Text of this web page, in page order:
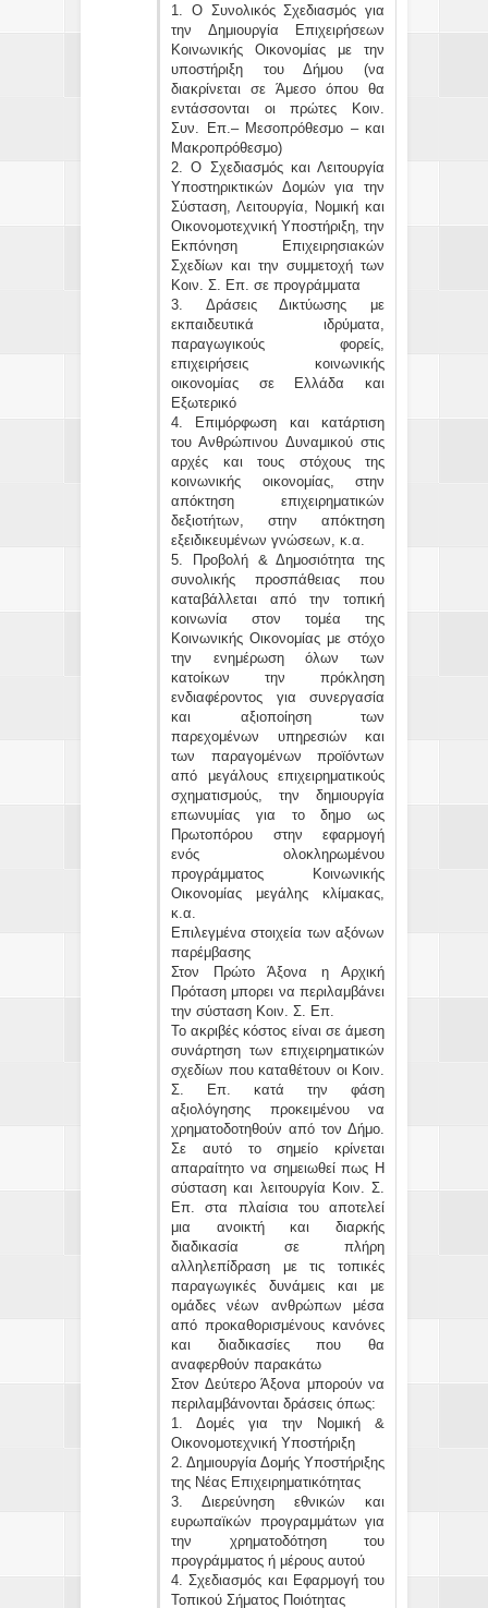
1. Ο Συνολικός Σχεδιασμός για
την Δημιουργία Επιχειρήσεων
Κοινωνικής Οικονομίας με την
υποστήριξη του Δήμου (να
διακρίνεται σε Άμεσο όπου θα
εντάσσονται οι πρώτες Κοιν.
Συν. Επ.– Μεσοπρόθεσμο – και
Μακροπρόθεσμο)
2. Ο Σχεδιασμός και Λειτουργία
Υποστηρικτικών Δομών για την
Σύσταση, Λειτουργία, Νομική και
Οικονομοτεχνική Υποστήριξη, την
Εκπόνηση Επιχειρησιακών
Σχεδίων και την συμμετοχή των
Κοιν. Σ. Επ. σε προγράμματα
3. Δράσεις Δικτύωσης με
εκπαιδευτικά ιδρύματα,
παραγωγικούς φορείς,
επιχειρήσεις κοινωνικής
οικονομίας σε Ελλάδα και
Εξωτερικό
4. Επιμόρφωση και κατάρτιση
του Ανθρώπινου Δυναμικού στις
αρχές και τους στόχους της
κοινωνικής οικονομίας, στην
απόκτηση επιχειρηματικών
δεξιοτήτων, στην απόκτηση
εξειδικευμένων γνώσεων, κ.α.
5. Προβολή & Δημοσιότητα της
συνολικής προσπάθειας που
καταβάλλεται από την τοπική
κοινωνία στον τομέα της
Κοινωνικής Οικονομίας με στόχο
την ενημέρωση όλων των
κατοίκων την πρόκληση
ενδιαφέροντος για συνεργασία
και αξιοποίηση των
παρεχομένων υπηρεσιών και
των παραγομένων προϊόντων
από μεγάλους επιχειρηματικούς
σχηματισμούς, την δημιουργία
επωνυμίας για το δημο ως
Πρωτοπόρου στην εφαρμογή
ενός ολοκληρωμένου
προγράμματος Κοινωνικής
Οικονομίας μεγάλης κλίμακας,
κ.α.
Επιλεγμένα στοιχεία των αξόνων
παρέμβασης
Στον Πρώτο Άξονα η Αρχική
Πρόταση μπορει να περιλαμβάνει
την σύσταση Κοιν. Σ. Επ.
Το ακριβές κόστος είναι σε άμεση
συνάρτηση των επιχειρηματικών
σχεδίων που καταθέτουν οι Κοιν.
Σ. Επ. κατά την φάση
αξιολόγησης προκειμένου να
χρηματοδοτηθούν από τον Δήμο.
Σε αυτό το σημείο κρίνεται
απαραίτητο να σημειωθεί πως Η
σύσταση και λειτουργία Κοιν. Σ.
Επ. στα πλαίσια του αποτελεί
μια ανοικτή και διαρκής
διαδικασία σε πλήρη
αλληλεπίδραση με τις τοπικές
παραγωγικές δυνάμεις και με
ομάδες νέων ανθρώπων μέσα
από προκαθορισμένους κανόνες
και διαδικασίες που θα
αναφερθούν παρακάτω
Στον Δεύτερο Άξονα μπορούν να
περιλαμβάνονται δράσεις όπως:
1. Δομές για την Νομική &
Οικονομοτεχνική Υποστήριξη
2. Δημιουργία Δομής Υποστήριξης
της Νέας Επιχειρηματικότητας
3. Διερεύνηση εθνικών και
ευρωπαϊκών προγραμμάτων για
την χρηματοδότηση του
προγράμματος ή μέρους αυτού
4. Σχεδιασμός και Εφαρμογή του
Τοπικού Σήματος Ποιότητας